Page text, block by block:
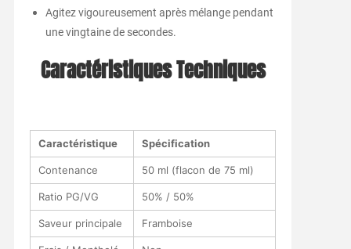
Agitez vigoureusement après mélange pendant
une vingtaine de secondes.
Caractéristiques Techniques
Caractéristique Spécification
Contenance 50 ml (flacon de 75 ml)
Ratio PG/VG 50% / 50%
Saveur principale Framboise